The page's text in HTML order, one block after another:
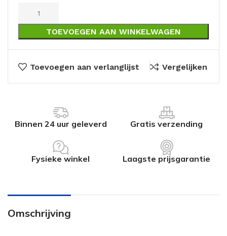
TOEVOEGEN AAN WINKELWAGEN
Toevoegen aan verlanglijst Vergelijken
Binnen 24 uur geleverd Gratis verzending
Fysieke winkel Laagste prijsgarantie
Omschrijving